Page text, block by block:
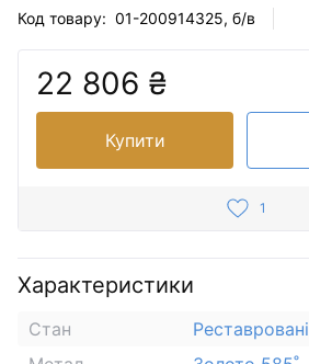
Код товару: 01-200914325, б/в
22 806 ₴
Купити
1
Характеристики
Стан
Реставровані